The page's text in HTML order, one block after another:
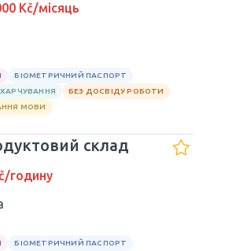
Kč/місяць
БІОМЕТРИЧНИЙ ПАСПОРТ
ХАРЧУВАННЯ
БЕЗ ДОСВІДУ РОБОТИ
МОВИ
склад
годину
БІОМЕТРИЧНИЙ ПАСПОРТ